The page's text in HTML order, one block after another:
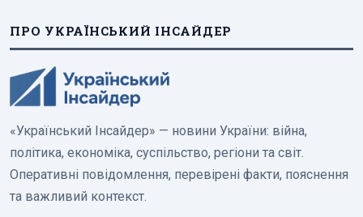
ПРО УКРАЇНСЬКИЙ ІНСАЙДЕР
«Український Інсайдер» — новини України: війна,
політика, економіка, суспільство, регіони та світ.
Оперативні повідомлення, перевірені факти, пояснення
та важливий контекст.